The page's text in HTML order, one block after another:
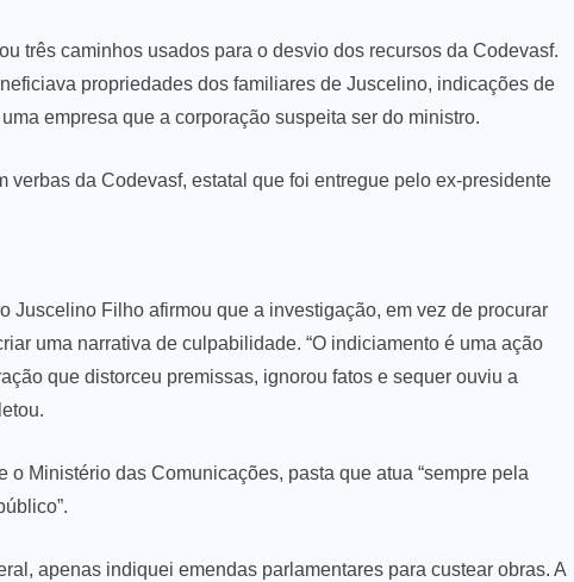
três caminhos usados para o desvio dos recursos da Codevasf.
propriedades dos familiares de Juscelino, indicações de
empresa que a corporação suspeita ser do ministro.
verbas da Codevasf, estatal que foi entregue pelo ex-presidente
Juscelino Filho afirmou que a investigação, em vez de procurar
uma narrativa de culpabilidade. “O indiciamento é uma ação
que distorceu premissas, ignorou fatos e sequer ouviu a
Ministério das Comunicações, pasta que atua “sempre pela
apenas indiquei emendas parlamentares para custear obras. A